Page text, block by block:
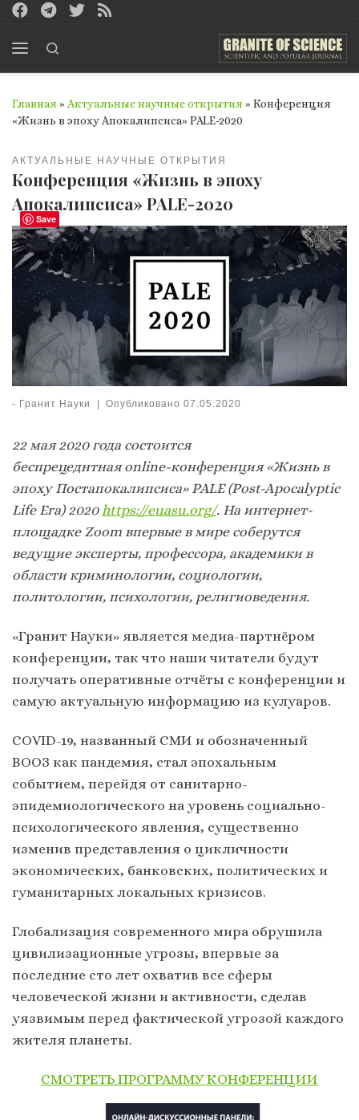
Перейти к содержимому
Главная » Актуальные научные открытия » Конференция
«Жизнь в эпоху Апокалипсиса» PALE-2020
АКТУАЛЬНЫЕ НАУЧНЫЕ ОТКРЫТИЯ
Конференция «Жизнь в эпоху
Апокалипсиса» PALE-2020
- Гранит Науки | Опубликовано07.05.2020
22 мая 2020 года состоится
беспрецеднтная online-конференция «Жизнь в
эпоху Постапокалипсиса» PALE (Post-Apocalyptic
Life Era) 2020https://euasu.org/. На интернет-
площадке Zoom впервые в мире соберутся
ведущие эксперты, профессора, академики в
области криминологии, социологии,
политологии, психологии, религиоведения.
«Гранит Науки» является медиа-партнёром
конференции, так что наши читатели будут
получать оперативные отчёты с конференции и
самую актуальную информацию из кулуаров.
COVID-19, названный СМИ и обозначенный
ВООЗ как пандемия, стал эпохальным
событием, перейдя от санитарно-
эпидемиологического на уровень социально-
психологического явления, существенно
изменив представления о цикличности
экономических, банковских, политических и
гуманитарных локальных кризисов.
Глобализация современного мира обрушила
цивилизационные угрозы, впервые за
последние сто лет охватив все сферы
человеческой жизни и активности, сделав
уязвимым перед фактической угрозой каждого
жителя планеты.
СМОТРЕТЬ ПРОГРАММУ КОНФЕРЕНЦИИ
Save